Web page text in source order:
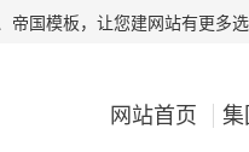
国模板，让您建网站有更多选
网站首页 集